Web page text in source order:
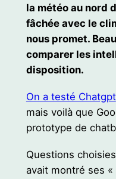
la météo au nord
fâchée avec le
nous promet.
comparer les
disposition.
On a testé Chatgpt
mais voilà que
prototype de
Questions
avait montré ses «